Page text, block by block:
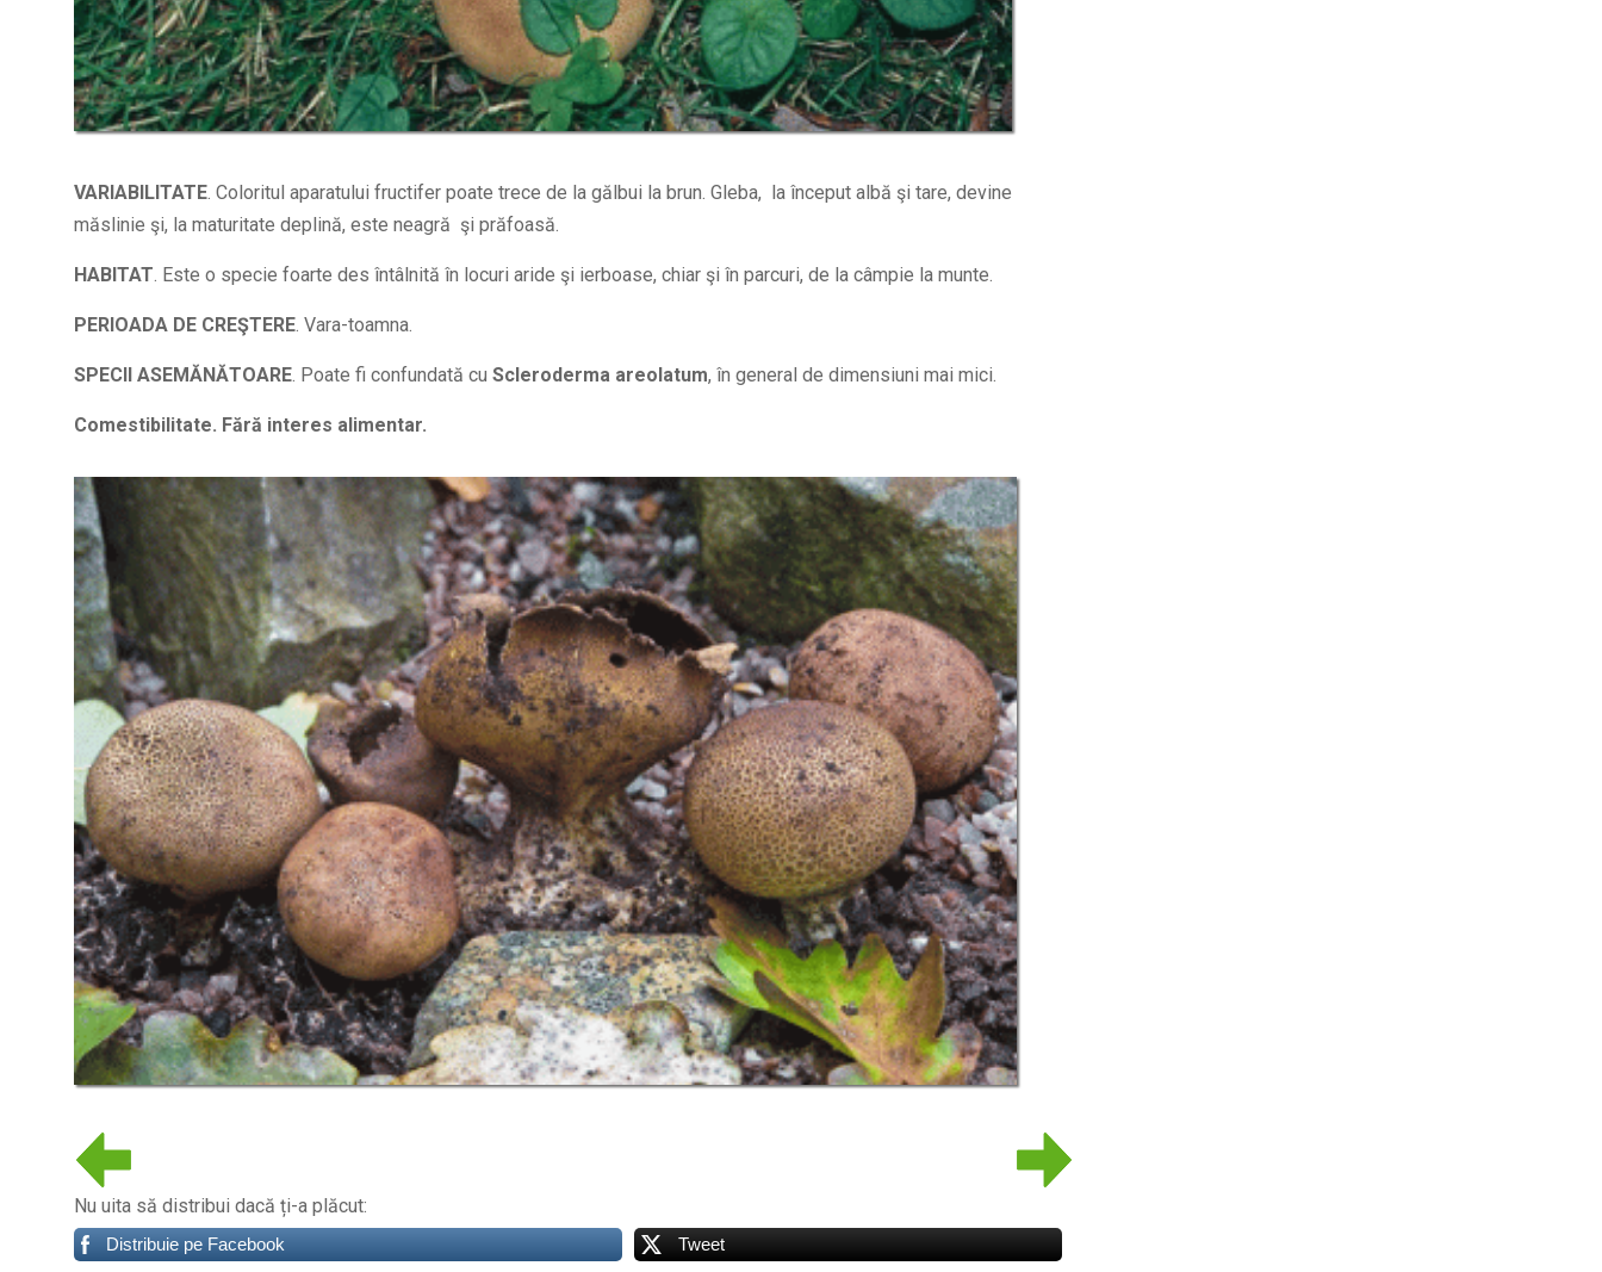
VARIABILITATE. Coloritul aparatului fructifer poate trece de la gălbui la brun. Gleba, la început albă şi tare, devine
măslinie şi, la maturitate deplină, este neagră şi prăfoasă.
HABITAT. Este o specie foarte des întâlnită în locuri aride şi ierboase, chiar şi în parcuri, de la câmpie la munte.
PERIOADA DE CREŞTERE. Vara-toamna.
SPECII ASEMĂNĂTOARE. Poate fi confundată cu Scleroderma areolatum, în general de dimensiuni mai mici.
Comestibilitate. Fără interes alimentar.
Nu uita să distribui dacă ți-a plăcut:
Distribuie pe Facebook Tweet